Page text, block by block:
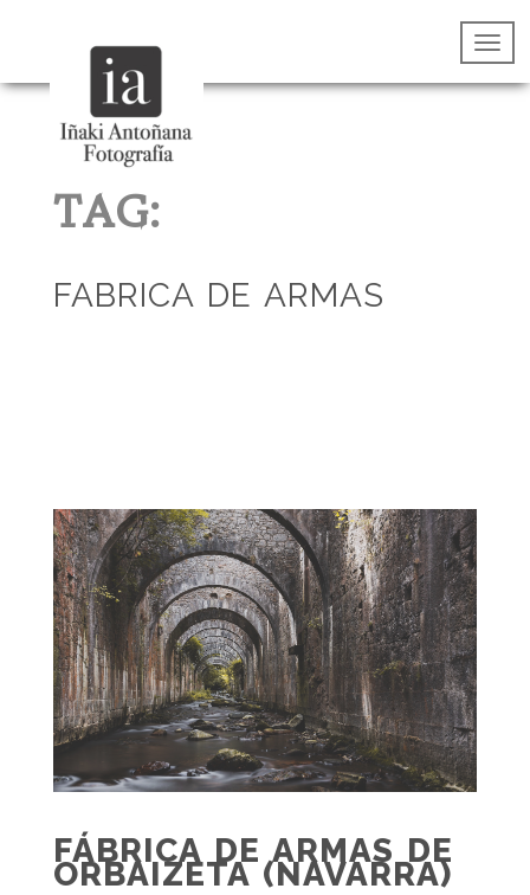
TAG:
FABRICA DE ARMAS
FÁBRICA DE ARMAS DE
ORBAIZETA (NAVARRA)